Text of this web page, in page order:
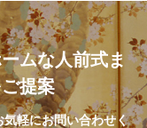
ムな人前式ま
提案
軽にお問い合わせく